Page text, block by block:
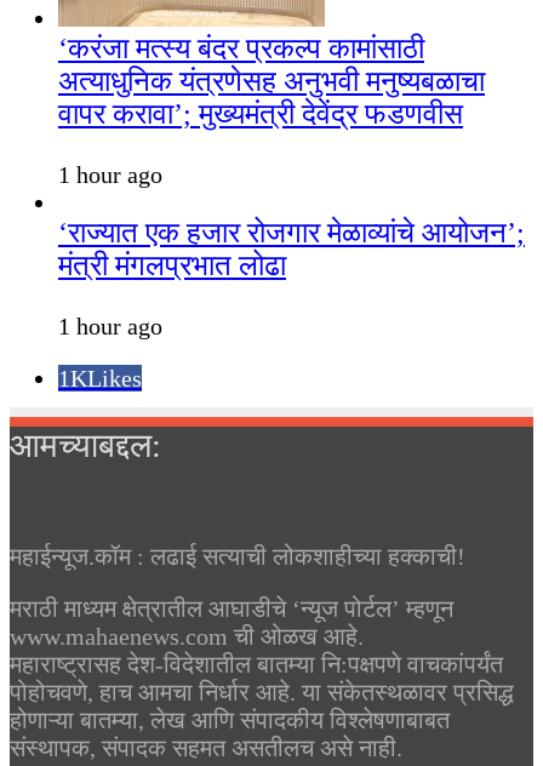
‘करंजा मत्स्य बंदर प्रकल्प कामांसाठी
अत्याधुनिक यंत्रणेसह अनुभवी मनुष्यबळाचा
वापर करावा’; मुख्यमंत्री देवेंद्र फडणवीस
1 hour ago
‘राज्यात एक हजार रोजगार मेळाव्यांचे आयोजन’;
मंत्री मंगलप्रभात लोढा
1 hour ago
1KLikes
आमच्याबद्दल:
महाईन्यूज.कॉम : लढाई सत्याची लोकशाहीच्या हक्काची!
मराठी माध्यम क्षेत्रातील आघाडीचे ‘न्यूज पोर्टल’ म्हणून
www.mahaenews.com ची ओळख आहे.
महाराष्ट्रासह देश-विदेशातील बातम्या नि:पक्षपणे वाचकांपर्यंत
पोहोचवणे, हाच आमचा निर्धार आहे. या संकेतस्थळावर प्रसिद्ध
होणाऱ्या बातम्या, लेख आणि संपादकीय विश्लेषणाबाबत
संस्थापक, संपादक सहमत असतीलच असे नाही.